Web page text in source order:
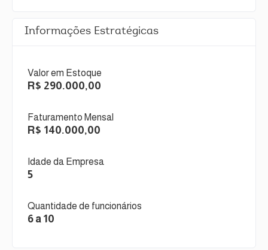
Informações Estratégicas
Valor em Estoque
R$ 290.000,00
Faturamento Mensal
R$ 140.000,00
Idade da Empresa
5
Quantidade de funcionários
6 a 10